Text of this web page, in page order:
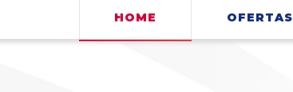
HOME OFERTAS